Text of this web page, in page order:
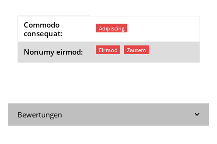
Produkteigenschaft
Wert
Commodo
consequat:
Adipiscing
Nonumy eirmod: Eirmod Zautem
Bewertungen